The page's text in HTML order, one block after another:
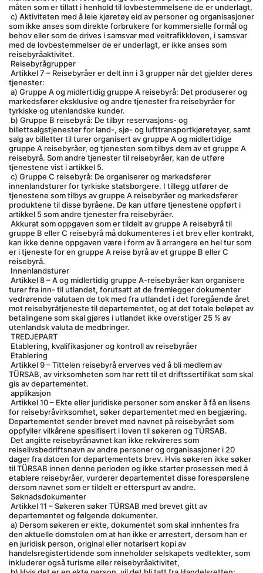
måten som er tillatt i henhold til lovbestemmelsene de er underlagt,
som ikke anses som direkte forbrukere for kommersielle formål og
behov eller som de drives i samsvar med veitrafikkloven, i samsvar
med de lovbestemmelser de er underlagt, er ikke anses som
reisebyråaktivitet.
Reisebyrågrupper
tjenester:
markedsfører eksklusive og andre tjenester fra reisebyråer for
tyrkiske og utenlandske kunder.
billettsalgstjenester for land-, sjø- og lufttransportkjøretøyer, samt
salg av billetter til turer organisert av gruppe A og midlertidige
gruppe A reisebyråer, og tjenesten som tilbys dem av et gruppe A
reisebyrå. Som andre tjenester til reisebyråer, kan de utføre
tjenestene vist i artikkel 5.
innenlandsturer for tyrkiske statsborgere. I tillegg utfører de
tjenestene som tilbys av gruppe A reisebyråer og markedsfører
produktene til disse byråene. De kan utføre tjenestene oppført i
artikkel 5 som andre tjenester fra reisebyråer.
gruppe B eller C reisebyrå må dokumenteres i et brev eller kontrakt,
kan ikke denne oppgaven være i form av å arrangere en hel tur som
er i tjeneste for en gruppe A reise byrå av et gruppe B eller C
reisebyrå.
Innenlandsturer
turer fra inn- til utlandet, forutsatt at de fremlegger dokumenter
vedrørende valutaen de tok med fra utlandet i det foregående året
mot reisebyråtjeneste til departementet, og at det totale beløpet av
betalingene som skal gjøres i utlandet ikke overstiger 25 % av
utenlandsk valuta de medbringer.
TREDJEPART
Etablering, kvalifikasjoner og kontroll av reisebyråer
Etablering
TÜRSAB, av virksomheten som har rett til et driftssertifikat som skal
gis av departementet.
applikasjon
for reisebyråvirksomhet, søker departementet med en begjæring.
Departementet sender brevet med navnet på reisebyrået som
oppfyller vilkårene spesifisert i loven til søkeren og TÜRSAB.
reiselivsbedriftsnavn av andre personer og organisasjoner i 20
dager fra datoen for departementets brev. Hvis søkeren ikke søker
til TÜRSAB innen denne perioden og ikke starter prosessen med å
etablere reisebyråer, vurderer departementet disse forespørslene
dersom navnet som er tildelt er etterspurt av andre.
Søknadsdokumenter
departementet og følgende dokumenter.
den aktuelle domstolen om at han ikke er arrestert, dersom han er
en juridisk person, original eller notarisert kopi av
handelsregistertidende som inneholder selskapets vedtekter, som
inkluderer også turisme eller reisebyråaktivitet,